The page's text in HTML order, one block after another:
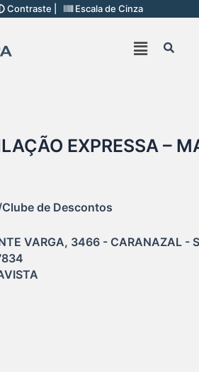
Contraste | Escala de Cinza
EXPRESSA –
de Descontos
VARGA, 3466 - CARANAZAL -